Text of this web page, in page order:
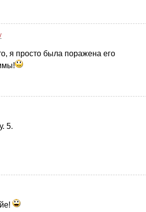
я просто была поражена его
5.